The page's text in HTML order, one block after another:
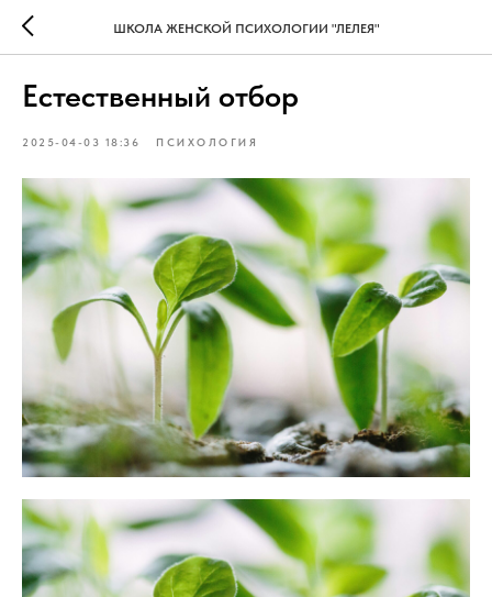
ШКОЛА ЖЕНСКОЙ ПСИХОЛОГИИ "ЛЕЛЕЯ"
Естественный отбор
2025-04-03 18:36 ПСИХОЛОГИЯ